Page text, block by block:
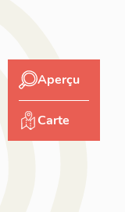
Aperçu
Carte